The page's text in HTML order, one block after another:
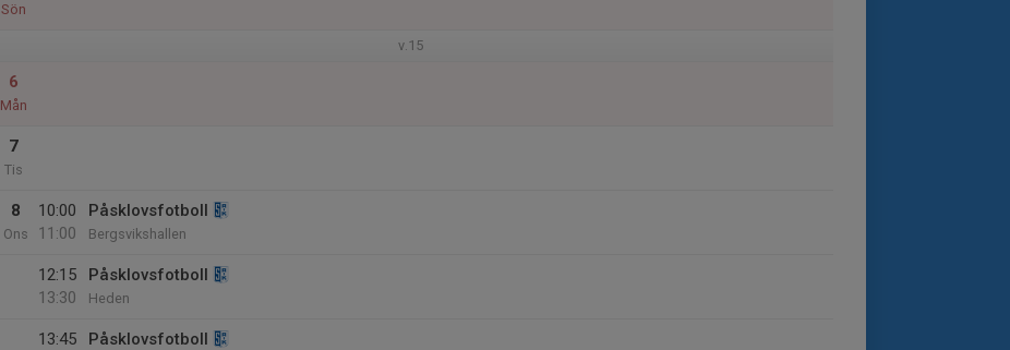
Sön
v.15
6
Mån
7
Tis
8
Ons
10:00
11:00
Påsklovsfotboll
Bergsvikshallen
12:15
13:30
Påsklovsfotboll
Heden
13:45
Påsklovsfotboll